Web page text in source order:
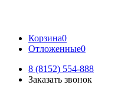
Корзина0
Отложенные0
8 (8152) 554-888
Заказать звонок